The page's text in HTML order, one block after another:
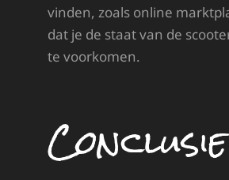
vinden, zoals online
dat je de staat van de
te voorkomen.
Conclusie